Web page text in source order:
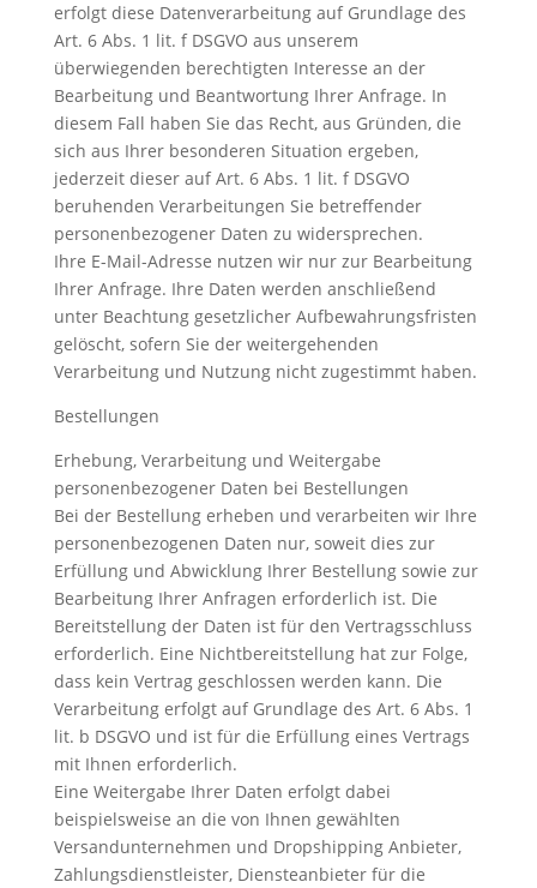
erfolgt diese Datenverarbeitung auf Grundlage des
Art. 6 Abs. 1 lit. f DSGVO aus unserem
überwiegenden berechtigten Interesse an der
Bearbeitung und Beantwortung Ihrer Anfrage. In
diesem Fall haben Sie das Recht, aus Gründen, die
sich aus Ihrer besonderen Situation ergeben,
jederzeit dieser auf Art. 6 Abs. 1 lit. f DSGVO
beruhenden Verarbeitungen Sie betreffender
personenbezogener Daten zu widersprechen.
Ihre E-Mail-Adresse nutzen wir nur zur Bearbeitung
Ihrer Anfrage. Ihre Daten werden anschließend
unter Beachtung gesetzlicher Aufbewahrungsfristen
gelöscht, sofern Sie der weitergehenden
Verarbeitung und Nutzung nicht zugestimmt haben.
Bestellungen
Erhebung, Verarbeitung und Weitergabe
personenbezogener Daten bei Bestellungen
Bei der Bestellung erheben und verarbeiten wir Ihre
personenbezogenen Daten nur, soweit dies zur
Erfüllung und Abwicklung Ihrer Bestellung sowie zur
Bearbeitung Ihrer Anfragen erforderlich ist. Die
Bereitstellung der Daten ist für den Vertragsschluss
erforderlich. Eine Nichtbereitstellung hat zur Folge,
dass kein Vertrag geschlossen werden kann. Die
Verarbeitung erfolgt auf Grundlage des Art. 6 Abs. 1
lit. b DSGVO und ist für die Erfüllung eines Vertrags
mit Ihnen erforderlich.
Eine Weitergabe Ihrer Daten erfolgt dabei
beispielsweise an die von Ihnen gewählten
Versandunternehmen und Dropshipping Anbieter,
Zahlungsdienstleister, Diensteanbieter für die